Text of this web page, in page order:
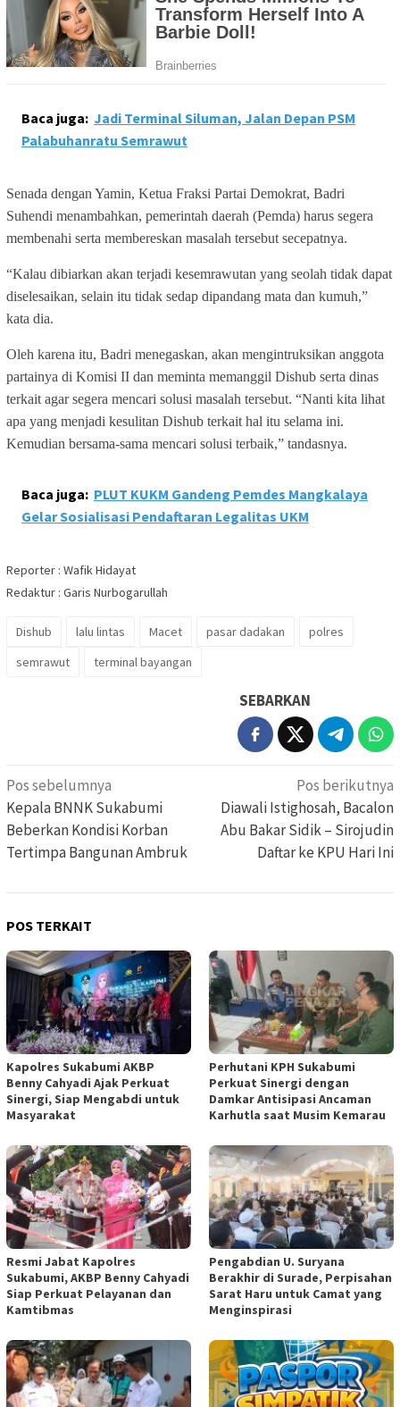
Baca juga: Jadi Terminal Siluman, Jalan Depan PSM
Palabuhanratu Semrawut
Senada dengan Yamin, Ketua Fraksi Partai Demokrat, Badri
Suhendi menambahkan, pemerintah daerah (Pemda) harus segera
membenahi serta membereskan masalah tersebut secepatnya.
“Kalau dibiarkan akan terjadi kesemrawutan yang seolah tidak dapat
diselesaikan, selain itu tidak sedap dipandang mata dan kumuh,”
kata dia.
Oleh karena itu, Badri menegaskan, akan mengintruksikan anggota
partainya di Komisi II dan meminta memanggil Dishub serta dinas
terkait agar segera mencari solusi masalah tersebut. “Nanti kita lihat
apa yang menjadi kesulitan Dishub terkait hal itu selama ini.
Kemudian bersama-sama mencari solusi terbaik,” tandasnya.
Baca juga: PLUT KUKM Gandeng Pemdes Mangkalaya
Gelar Sosialisasi Pendaftaran Legalitas UKM
Reporter : Wafik Hidayat
Redaktur : Garis Nurbogarullah
Dishub lalu lintas Macet pasar dadakan
polres
semrawut
terminal bayangan
SEBARKAN
Navigasi
pos
Pos sebelumnya
Kepala BNNK Sukabumi
Beberkan Kondisi Korban
Tertimpa Bangunan Ambruk
Pos berikutnya
Diawali Istighosah, Bacalon
Abu Bakar Sidik – Sirojudin
Daftar ke KPU Hari Ini
POS TERKAIT
Kapolres Sukabumi AKBP
Benny Cahyadi Ajak Perkuat
Sinergi, Siap Mengabdi untuk
Masyarakat
Perhutani KPH Sukabumi
Perkuat Sinergi dengan
Damkar Antisipasi Ancaman
Karhutla saat Musim Kemarau
Resmi Jabat Kapolres
Sukabumi, AKBP Benny Cahyadi
Siap Perkuat Pelayanan dan
Kamtibmas
Pengabdian U. Suryana
Berakhir di Surade, Perpisahan
Sarat Haru untuk Camat yang
Menginspirasi